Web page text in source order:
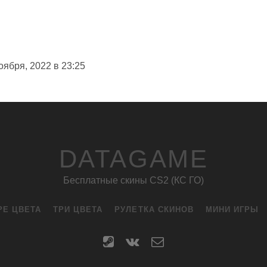
2022 в 23:25
DATAGAME
Бесплатные скины CS2 (КС ГО)
ЦВЕТА ТРИ ЦВЕТА РУЛЕТКА СКИНОВ МИНИ ИГРЫ
steamvk
contact